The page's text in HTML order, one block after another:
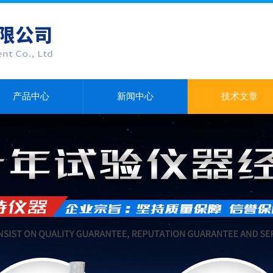
产品中心 新闻中心 技术文章